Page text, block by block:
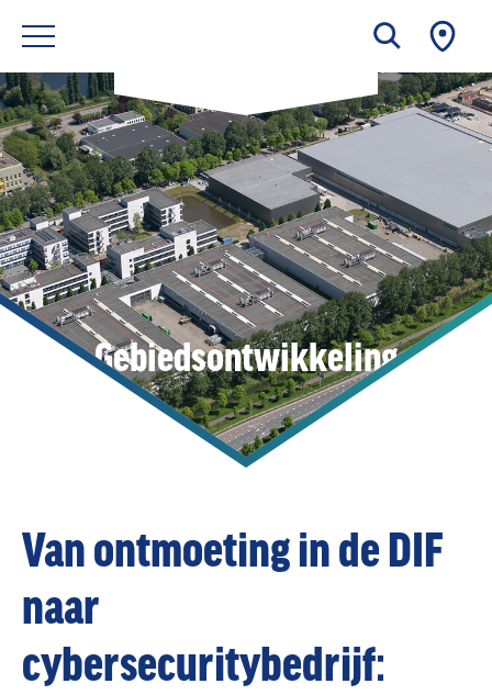
Gebiedsontwikkeling
Van ontmoeting in de DIF
naar
cybersecuritybedrijf: